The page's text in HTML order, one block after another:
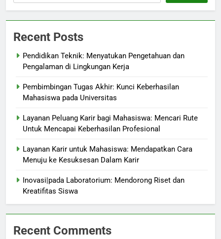
Recent Posts
Pendidikan Teknik: Menyatukan Pengetahuan dan
Pengalaman di Lingkungan Kerja
Pembimbingan Tugas Akhir: Kunci Keberhasilan
Mahasiswa pada Universitas
Layanan Peluang Karir bagi Mahasiswa: Mencari Rute
Untuk Mencapai Keberhasilan Profesional
Layanan Karir untuk Mahasiswa: Mendapatkan Cara
Menuju ke Kesuksesan Dalam Karir
Inovasi|pada Laboratorium: Mendorong Riset dan
Kreatifitas Siswa
Recent Comments